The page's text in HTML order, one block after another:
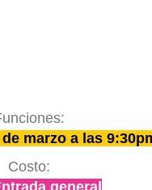
marzo a las
Costo: